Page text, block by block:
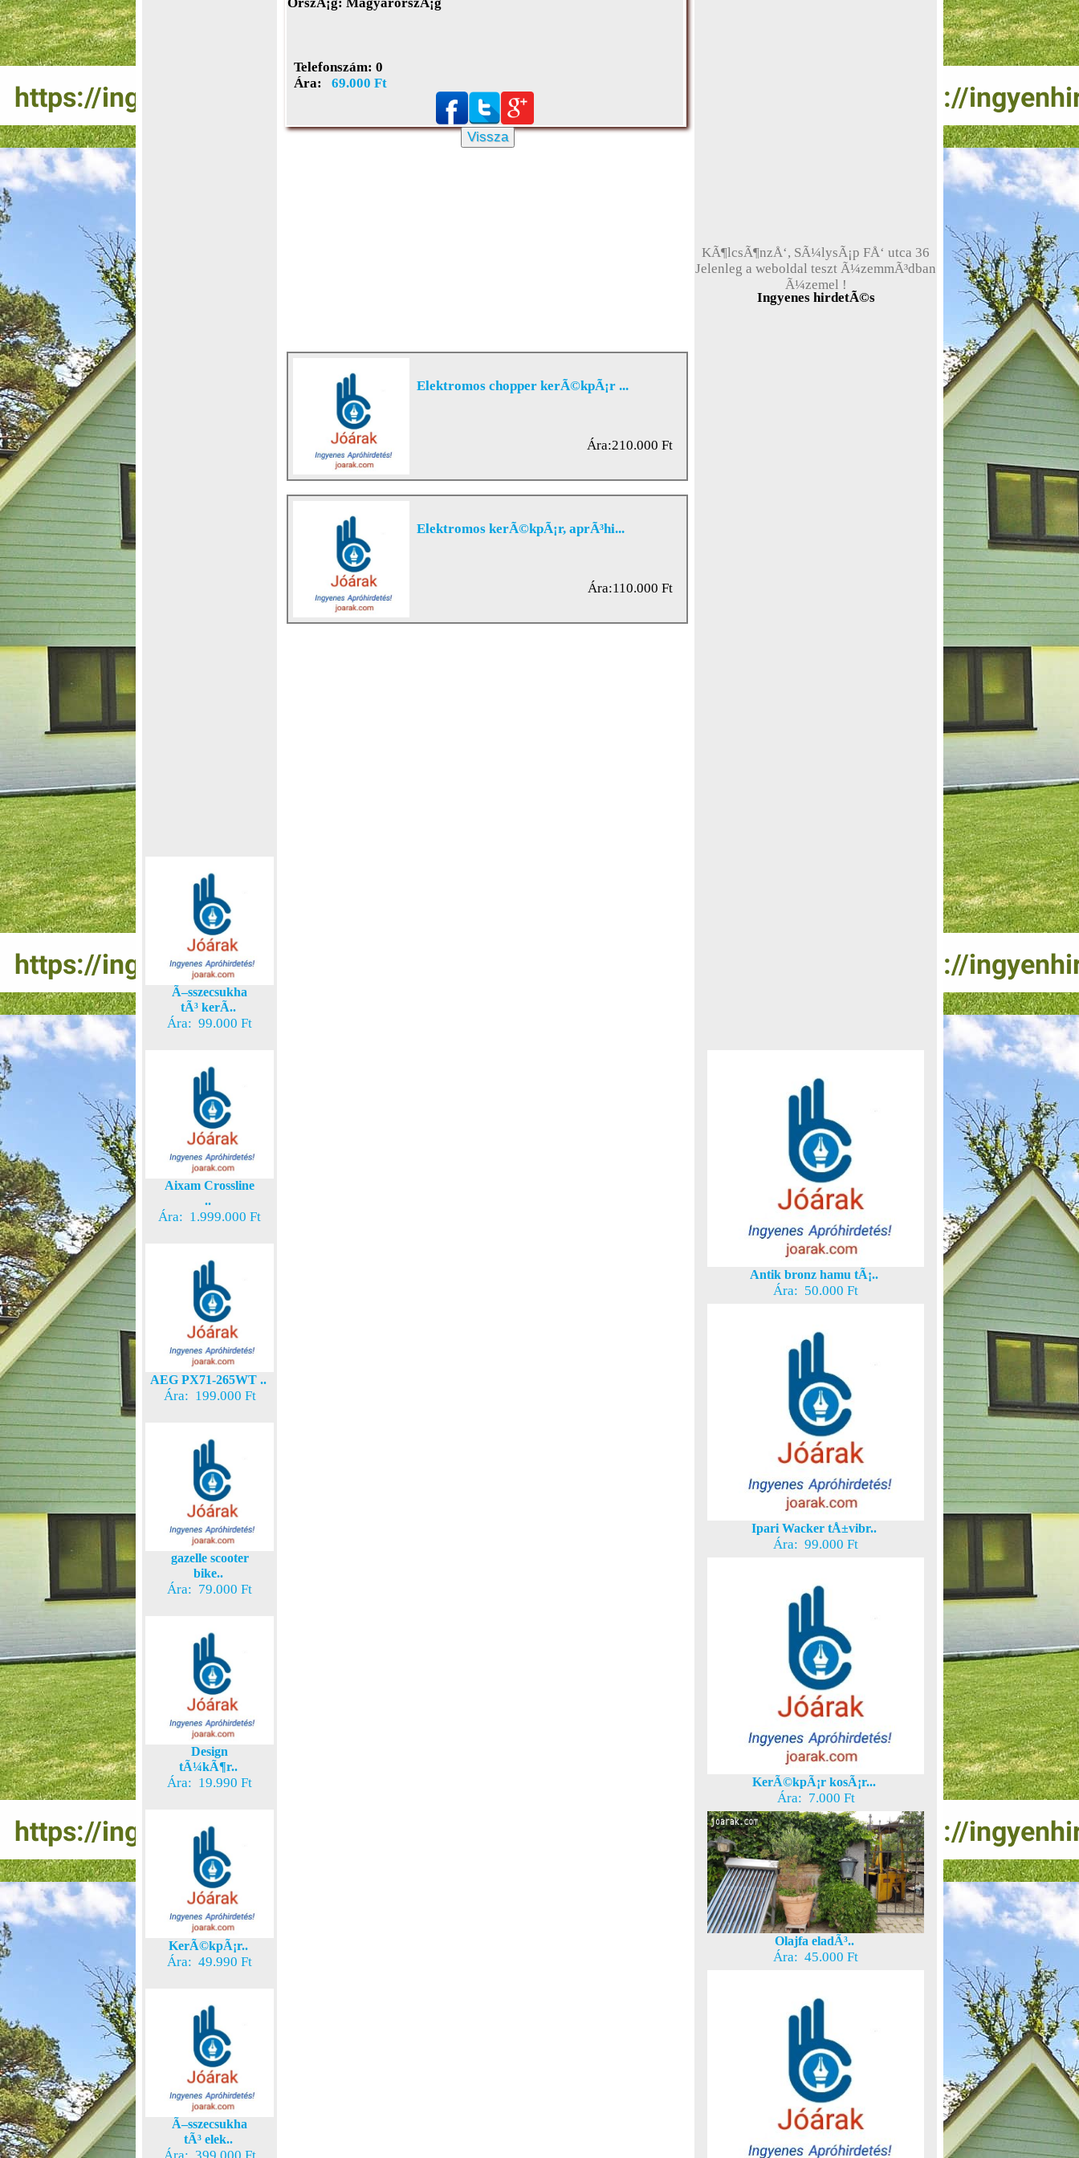
Ã–sszecsukha
tÃ³ kerÃ..
Ára: 99.000 Ft
Aixam Crossline
..
Ára: 1.999.000 Ft
AEG PX71-265WT ..
Ára: 199.000 Ft
gazelle scooter
bike..
Ára: 79.000 Ft
Design
tÃ¼kÃ¶r..
Ára: 19.990 Ft
KerÃ©kpÃ¡r..
Ára: 49.990 Ft
Ã–sszecsukha
tÃ³ elek..
Telefonszám: 0
Ára:
69.000 Ft
Vissza
Elektromos chopper kerÃ©kpÃ¡r ...
Ára:210.000 Ft
Elektromos kerÃ©kpÃ¡r, aprÃ³hi...
Ára:110.000 Ft
Jelenleg a weboldal teszt Ã¼zemmÃ³dban
Ã¼zemel !
Ingyenes hirdetÃ©s
Antik bronz hamu tÃ¡..
Ára: 50.000 Ft
Ipari Wacker tÅ±vibr..
Ára: 99.000 Ft
KerÃ©kpÃ¡r kosÃ¡r...
Ára: 7.000 Ft
Olajfa eladÃ³..
Ára: 45.000 Ft